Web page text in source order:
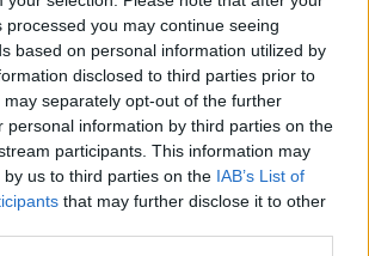
processed you may continue seeing
based on personal information utilized by
disclosed to third parties prior to
separately opt-out of the further
personal information by third parties on the
participants. This information may
us to third parties on the IAB’s List of
that may further disclose it to other
kor átlagához képest csak ott
a különbséget, hogy ez tudatos
a papámmal. Azért alakult
száz százalékosan a
éltek, nem volt más bevételük
és a papámnak jobban mentek a
ez egy nagyon racionális
hogy ki tudjuk fizetni a
és legyen mit enni.